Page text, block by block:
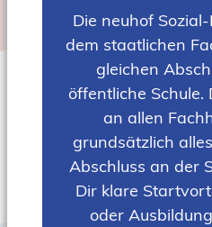
Die neuhof
dem staatlichen
gleichen
öffentliche Schule.
an allen
grundsätzlich
Abschluss an der
Dir klare
oder